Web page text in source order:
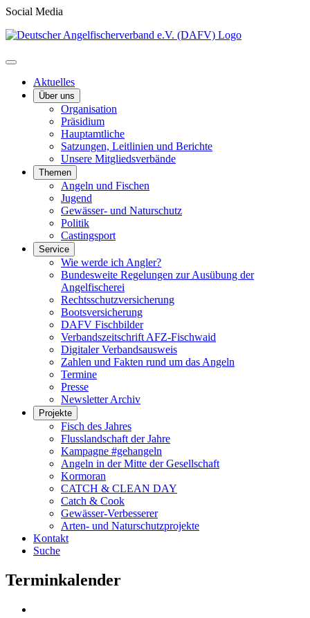
Social Media
Aktuelles
Über uns
Organisation
Präsidium
Hauptamtliche
Satzungen, Leitlinien und Berichte
Unsere Mitgliedsverbände
Themen
Angeln und Fischen
Jugend
Gewässer- und Naturschutz
Politik
Castingsport
Service
Wie werde ich Angler?
Bundesweite Regelungen zur Ausübung der
Angelfischerei
Rechtsschutzversicherung
Bootsversicherung
DAFV Fischbilder
Verbandszeitschrift AFZ-Fischwaid
Digitaler Verbandsausweis
Zahlen und Fakten rund um das Angeln
Termine
Presse
Newsletter Archiv
Projekte
Fisch des Jahres
Flusslandschaft der Jahre
Kampagne #gehangeln
Angeln in der Mitte der Gesellschaft
Kormoran
CATCH & CLEAN DAY
Catch & Cook
Gewässer-Verbesserer
Arten- und Naturschutzprojekte
Kontakt
Suche
Terminkalender